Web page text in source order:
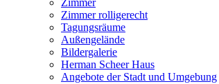
Zimmer
Zimmer rolligerecht
Tagungsräume
Außengelände
Bildergalerie
Herman Scheer Haus
Angebote der Stadt und Umgebung